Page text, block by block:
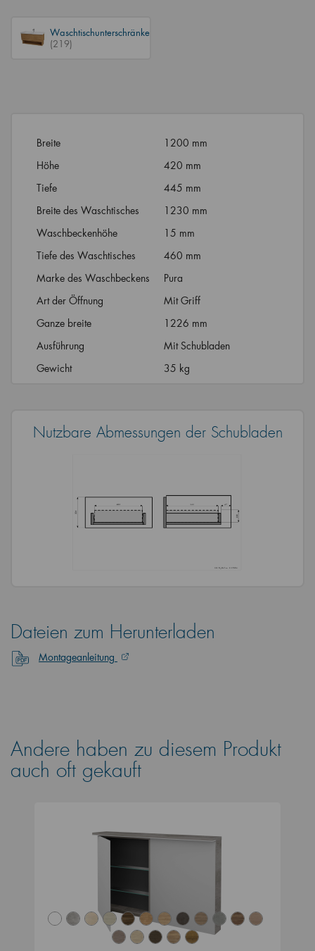
Waschtischunterschränke
(219)
Breite
1200 mm
Höhe
420 mm
Tiefe
445 mm
Breite des Waschtisches
1230 mm
Waschbeckenhöhe
15 mm
Tiefe des Waschtisches
460 mm
Marke des Waschbeckens
Pura
Art der Öffnung
Mit Griff
Ganze breite
1226 mm
Ausführung
Mit Schubladen
Gewicht
35 kg
Nutzbare Abmessungen der Schubladen
Dateien zum Herunterladen
Montageanleitung
Andere haben zu diesem Produkt
auch oft gekauft